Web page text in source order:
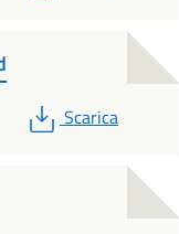
PDF
Scarica